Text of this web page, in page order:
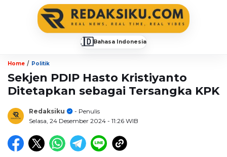
🇮🇩Bahasa Indonesia
Home / Politik
Sekjen PDIP Hasto Kristiyanto
Ditetapkan sebagai Tersangka KPK
Redaksiku
- Penulis
Selasa, 24 Desember 2024 - 11:26 WIB